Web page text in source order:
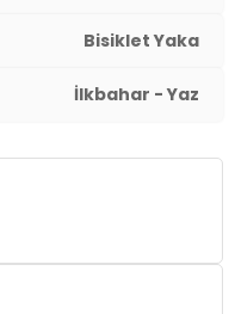
Bisiklet Yaka
İlkbahar - Yaz